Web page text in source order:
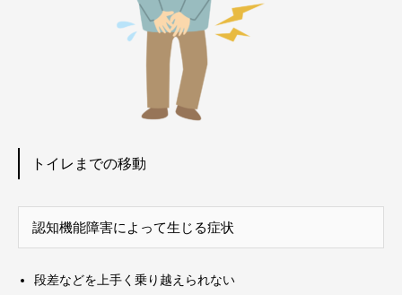
トイレまでの移動
認知機能障害によって生じる症状
段差などを上手く乗り越えられない